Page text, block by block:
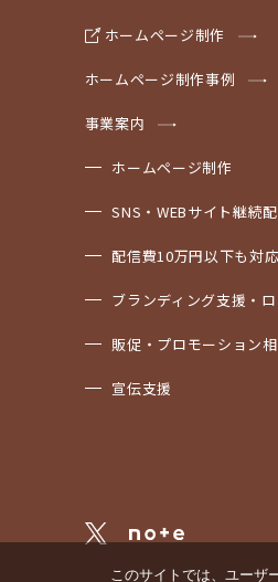
ホームページ制作
ホームページ制作事例
事業案内
ホームページ制作
SNS・WEBサイト継続
配信費10万円以下も対
ブランディング支援・
販促・プロモーション
宣伝支援
このサイトでは、ユーザ